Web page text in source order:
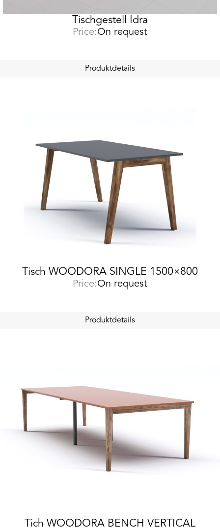
Tischgestell Idra
Price:On request
Produktdetails
Tisch WOODORA SINGLE 1500×800
Price:On request
Produktdetails
Tich WOODORA BENCH VERTICAL